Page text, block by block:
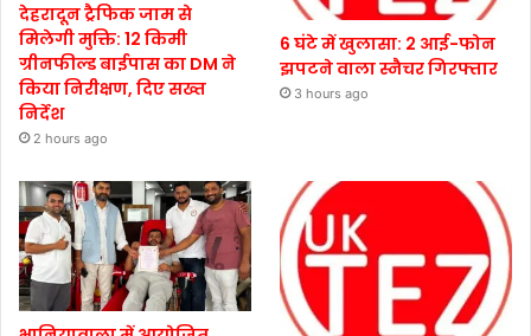
देहरादून ट्रैफिक जाम से
मिलेगी मुक्ति: 12 किमी
ग्रीनफील्ड बाईपास का DM ने
किया निरीक्षण, दिए सख्त
निर्देश
2 hours ago
6 घंटे में खुलासा: 2 आई-फोन
झपटने वाला स्नैचर गिरफ्तार
3 hours ago